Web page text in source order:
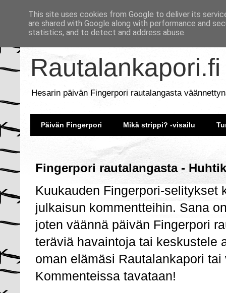
Rautalankapori.fi
Hesarin päivän Fingerpori rautalangasta
Päivän Fingerpori Mikä strippi? -visailu
Fingerpori rautalangasta -
Kuukauden Fingerpori-selitykset
julkaisun kommentteihin. Sana
joten väännä päivän Fingerpori
teräviä havaintoja tai keskustele
oman elämäsi Rautalankapori
Kommenteissa tavataan!
This site uses cookies from Google to deliver its
are shared with Google along with performance and
statistics, and to detect and address abuse.